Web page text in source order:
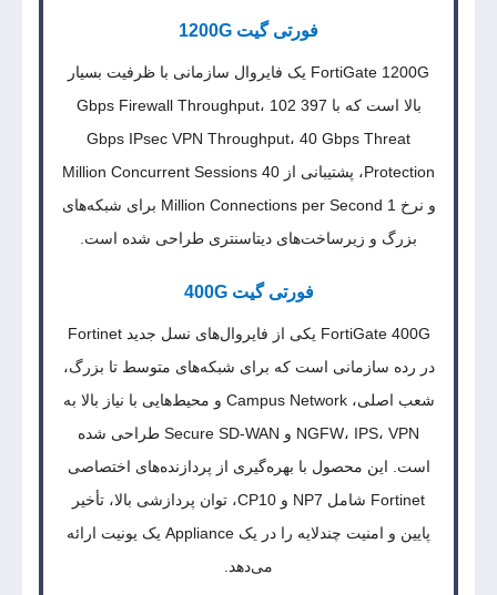
فورتی گیت 1200G
FortiGate 1200G یک فایروال سازمانی با ظرفیت بسیار
بالا است که با 397 Gbps Firewall Throughput، 102
Gbps IPsec VPN Throughput، 40 Gbps Threat
Protection، پشتیبانی از 40 Million Concurrent Sessions
و نرخ 1 Million Connections per Second برای شبکه‌های
بزرگ و زیرساخت‌های دیتاسنتری طراحی شده است.
فورتی گیت 400G
FortiGate 400G یکی از فایروال‌های نسل جدید Fortinet
در رده سازمانی است که برای شبکه‌های متوسط تا بزرگ،
شعب اصلی، Campus Network و محیط‌هایی با نیاز بالا به
NGFW، IPS، VPN و Secure SD-WAN طراحی شده
است. این محصول با بهره‌گیری از پردازنده‌های اختصاصی
Fortinet شامل NP7 و CP10، توان پردازشی بالا، تأخیر
پایین و امنیت چندلایه را در یک Appliance یک یونیت ارائه
می‌دهد.